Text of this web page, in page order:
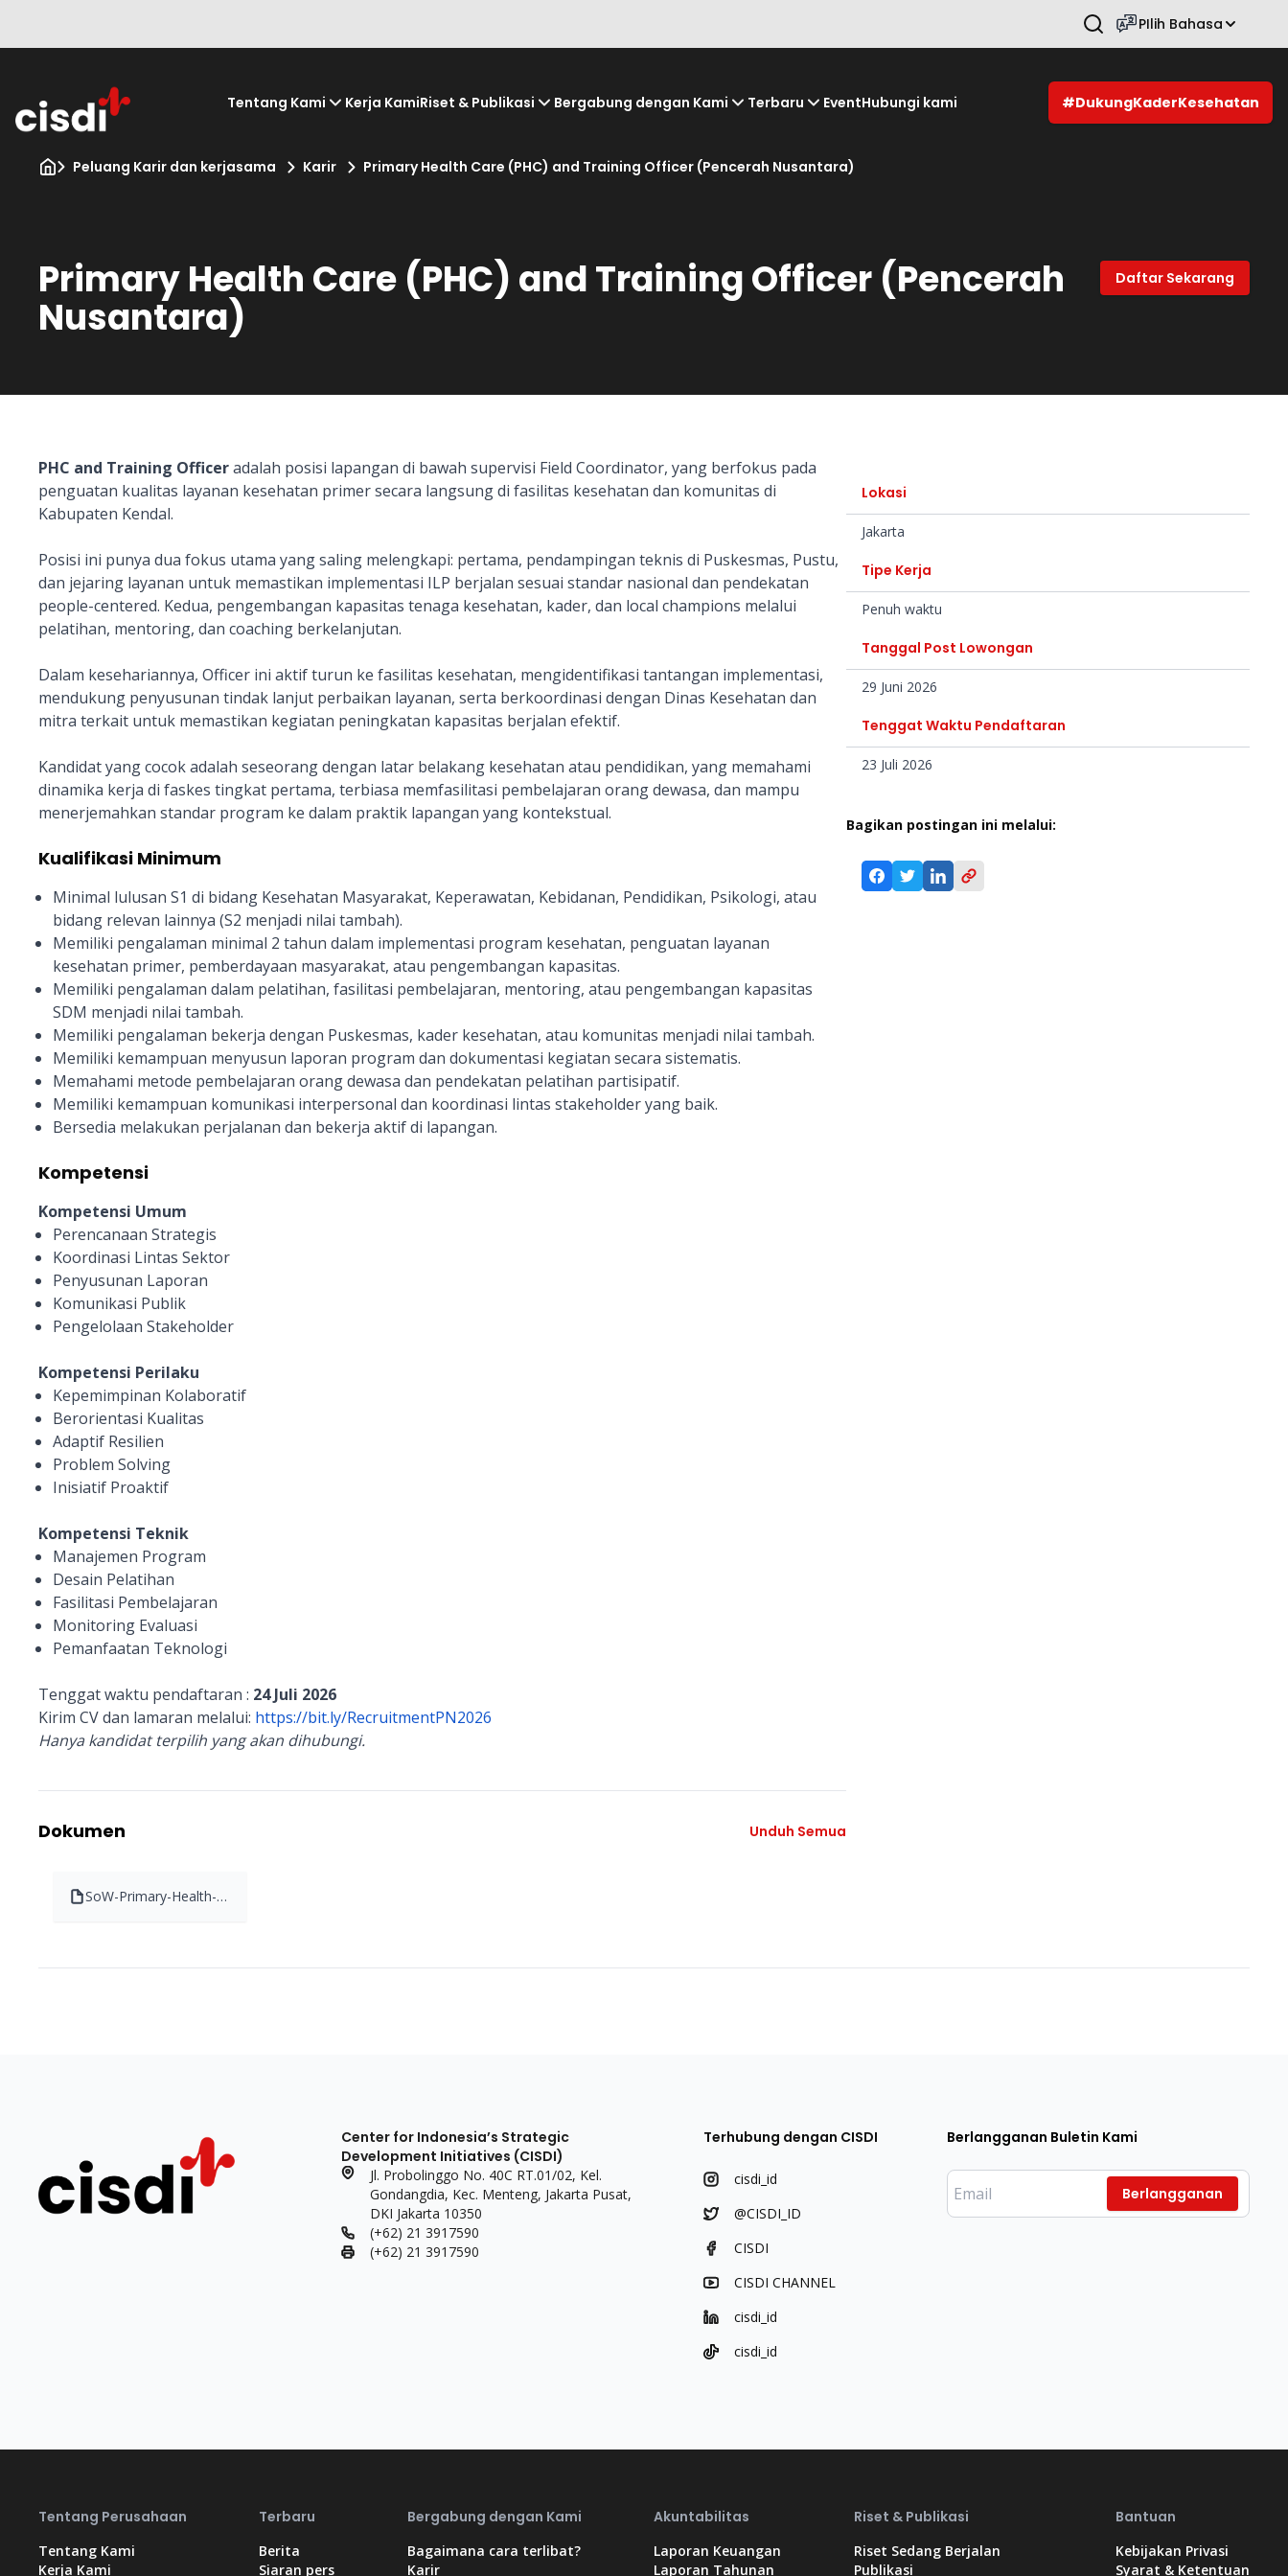
Tekan Enter untuk mencari.
PIlih Bahasa
Tentang Kami Kerja KamiRiset & Publikasi Bergabung dengan Kami Terbaru EventHubungi kami #DukungKaderKesehatan
Peluang Karir dan kerjasama Karir Primary Health Care (PHC) and Training Officer (Pencerah Nusantara)
Primary Health Care (PHC) and Training Officer (Pencerah
Nusantara)
Daftar Sekarang
PHC and Training Officeradalah posisi lapangan di bawah supervisi Field Coordinator, yang berfokus pada
penguatan kualitas layanan kesehatan primer secara langsung di fasilitas kesehatan dan komunitas di
Kabupaten Kendal.
Posisi ini punya dua fokus utama yang saling melengkapi: pertama, pendampingan teknis di Puskesmas, Pustu,
dan jejaring layanan untuk memastikan implementasi ILP berjalan sesuai standar nasional dan pendekatan
people-centered. Kedua, pengembangan kapasitas tenaga kesehatan, kader, dan local champions melalui
pelatihan, mentoring, dan coaching berkelanjutan.
Dalam kesehariannya, Officer ini aktif turun ke fasilitas kesehatan, mengidentifikasi tantangan implementasi,
mendukung penyusunan tindak lanjut perbaikan layanan, serta berkoordinasi dengan Dinas Kesehatan dan
mitra terkait untuk memastikan kegiatan peningkatan kapasitas berjalan efektif.
Kandidat yang cocok adalah seseorang dengan latar belakang kesehatan atau pendidikan, yang memahami
dinamika kerja di faskes tingkat pertama, terbiasa memfasilitasi pembelajaran orang dewasa, dan mampu
menerjemahkan standar program ke dalam praktik lapangan yang kontekstual.
Kualifikasi Minimum
Minimal lulusan S1 di bidang Kesehatan Masyarakat, Keperawatan, Kebidanan, Pendidikan, Psikologi, atau
bidang relevan lainnya (S2 menjadi nilai tambah).
Memiliki pengalaman minimal 2 tahun dalam implementasi program kesehatan, penguatan layanan
kesehatan primer, pemberdayaan masyarakat, atau pengembangan kapasitas.
Memiliki pengalaman dalam pelatihan, fasilitasi pembelajaran, mentoring, atau pengembangan kapasitas
SDM menjadi nilai tambah.
Memiliki pengalaman bekerja dengan Puskesmas, kader kesehatan, atau komunitas menjadi nilai tambah.
Memiliki kemampuan menyusun laporan program dan dokumentasi kegiatan secara sistematis.
Memahami metode pembelajaran orang dewasa dan pendekatan pelatihan partisipatif.
Memiliki kemampuan komunikasi interpersonal dan koordinasi lintas stakeholder yang baik.
Bersedia melakukan perjalanan dan bekerja aktif di lapangan.
Kompetensi
Kompetensi Umum
Perencanaan Strategis
Koordinasi Lintas Sektor
Penyusunan Laporan
Komunikasi Publik
Pengelolaan Stakeholder
Kompetensi Perilaku
Kepemimpinan Kolaboratif
Berorientasi Kualitas
Adaptif Resilien
Problem Solving
Inisiatif Proaktif
Kompetensi Teknik
Manajemen Program
Desain Pelatihan
Fasilitasi Pembelajaran
Monitoring Evaluasi
Pemanfaatan Teknologi
Tenggat waktu pendaftaran : 24 Juli 2026
Kirim CV dan lamaran melalui: https://bit.ly/RecruitmentPN2026
Hanya kandidat terpilih yang akan dihubungi.
Dokumen Unduh Semua
SoW-Primary-Health-
Lokasi
Jakarta
Tipe Kerja
Penuh waktu
Tanggal Post Lowongan
29 Juni 2026
Tenggat Waktu Pendaftaran
23 Juli 2026
Bagikan postingan ini melalui:
Center for Indonesia’s Strategic
Development Initiatives (CISDI)
Jl. Probolinggo No. 40C RT.01/02, Kel.
Gondangdia, Kec. Menteng, Jakarta Pusat,
DKI Jakarta 10350
(+62) 21 3917590
(+62) 21 3917590
Terhubung dengan CISDI
cisdi_id
@CISDI_ID
CISDI
CISDI CHANNEL
cisdi_id
cisdi_id
Berlangganan Buletin Kami
Berlangganan
Tentang Perusahaan
Tentang Kami
Kerja Kami
Terbaru
Berita
Siaran pers
Bergabung dengan Kami
Bagaimana cara terlibat?
Karir
Akuntabilitas
Laporan Keuangan
Laporan Tahunan
Riset & Publikasi
Riset Sedang Berjalan
Publikasi
Bantuan
Kebijakan Privasi
Syarat & Ketentuan